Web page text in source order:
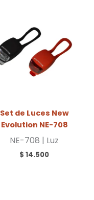
Set de Luces New
Evolution NE-708
NE-708 | Luz
$ 14.500